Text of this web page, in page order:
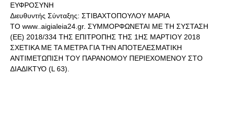
ΕΥΦΡΟΣΥΝΗ
Διευθυντής Σύνταξης: ΣΤΙΒΑΧΤΟΠΟΥΛΟΥ ΜΑΡΙΑ
ΤΟ www..aigialeia24.gr. ΣΥΜΜΟΡΦΩΝΕΤΑΙ ΜΕ ΤΗ ΣΥΣΤΑΣΗ
(ΕΕ) 2018/334 ΤΗΣ ΕΠΙΤΡΟΠΗΣ ΤΗΣ 1ΗΣ ΜΑΡΤΙΟΥ 2018
ΣΧΕΤΙΚΑ ΜΕ ΤΑ ΜΕΤΡΑ ΓΙΑ ΤΗΝ ΑΠΟΤΕΛΕΣΜΑΤΙΚΗ
ΑΝΤΙΜΕΤΩΠΙΣΗ ΤΟΥ ΠΑΡΑΝΟΜΟΥ ΠΕΡΙΕΧΟΜΕΝΟΥ ΣΤΟ
ΔΙΑΔΙΚΤΥΟ (L 63).